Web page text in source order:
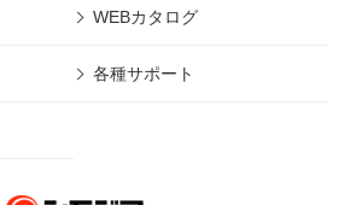
WEBカタログ
各種サポート